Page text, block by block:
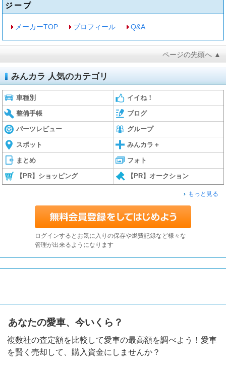
ジープ
メーカーTOP プロフィール Q&A
ページの先頭へ ▲
みんカラ 人気のカテゴリ
車種別 イイね！
整備手帳 ブログ
パーツレビュー グループ
スポット みんカラ＋
まとめ フォト
【PR】ショッピング 【PR】オークション
もっと見る
ログインするとお気に入りの保存や燃費記録など様々な
管理が出来るようになります
あなたの愛車、今いくら？
複数社の査定額を比較して愛車の最高額を調べよう！愛車
を賢く売却して、購入資金にしませんか？